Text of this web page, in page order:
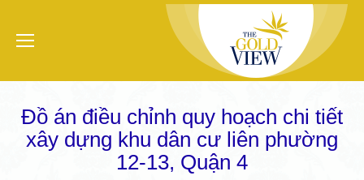
Đồ án điều chỉnh quy hoạch chi tiết
xây dựng khu dân cư liên phường
12-13, Quận 4